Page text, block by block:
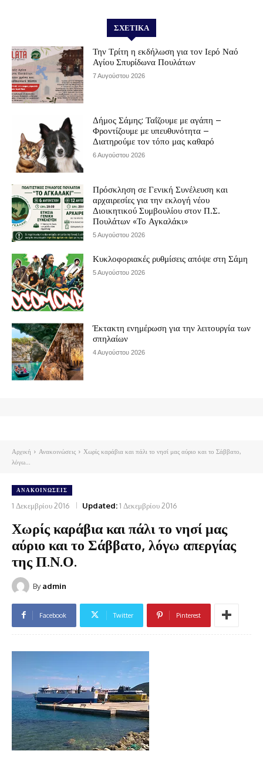
ΣΧΕΤΙΚΆ
Την Τρίτη η εκδήλωση για τον Ιερό Ναό
Αγίου Σπυρίδωνα Πουλάτων
7 Αυγούστου 2026
Δήμος Σάμης: Ταΐζουμε με αγάπη –
Φροντίζουμε με υπευθυνότητα –
Διατηρούμε τον τόπο μας καθαρό
6 Αυγούστου 2026
Πρόσκληση σε Γενική Συνέλευση και
αρχαιρεσίες για την εκλογή νέου
Διοικητικού Συμβουλίου στον Π.Σ.
Πουλάτων «Το Αγκαλάκι»
5 Αυγούστου 2026
Κυκλοφοριακές ρυθμίσεις απόψε στη Σάμη
5 Αυγούστου 2026
Έκτακτη ενημέρωση για την λειτουργία των
σπηλαίων
4 Αυγούστου 2026